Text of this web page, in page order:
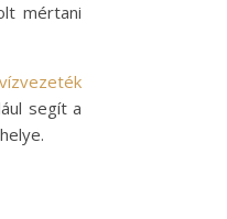
mértani
vízvezeték
segít a